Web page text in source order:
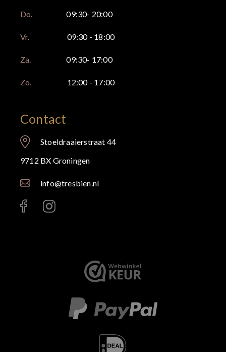
Do. 09:30- 20:00
Vr. 09:30 - 18:00
Za. 09:30- 17:00
Zo. 12:00 - 17:00
Contact
Stoeldraaierstraat 44
9712 BX Groningen
info@tresbien.nl